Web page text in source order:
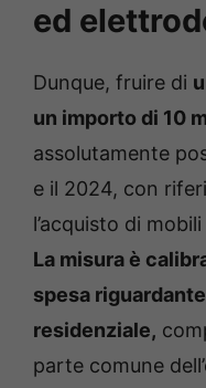
ed
Dunque, fruire di
un importo di 10
assolutamente
e il 2024, con
l’acquisto di
La misura è
spesa
residenziale,
parte comune